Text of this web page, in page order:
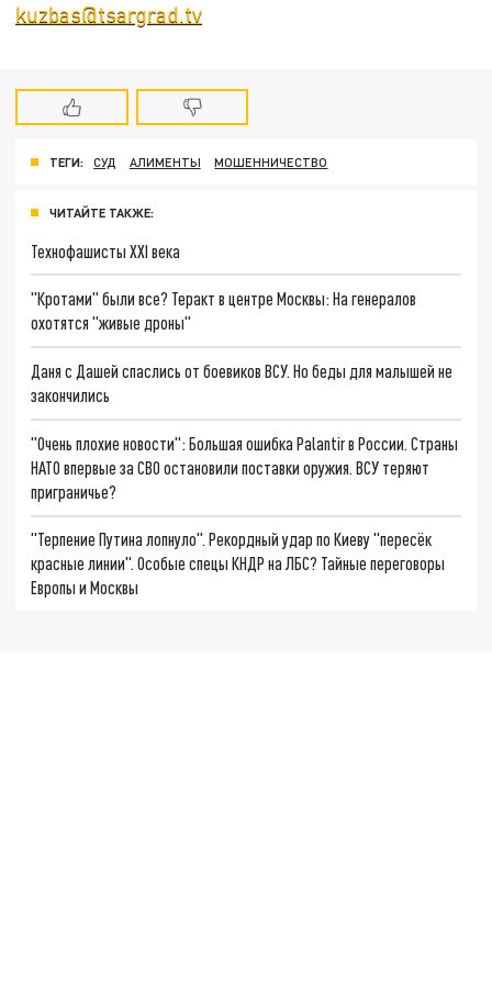
kuzbas@tsargrad.tv
ТЕГИ: СУД АЛИМЕНТЫ МОШЕННИЧЕСТВО
ЧИТАЙТЕ ТАКЖЕ:
Технофашисты XXI века
"Кротами" были все? Теракт в центре Москвы: На генералов
охотятся "живые дроны"
Даня с Дашей спаслись от боевиков ВСУ. Но беды для малышей не
закончились
"Очень плохие новости": Большая ошибка Palantir в России. Страны
НАТО впервые за СВО остановили поставки оружия. ВСУ теряют
приграничье?
"Терпение Путина лопнуло". Рекордный удар по Киеву "пересёк
красные линии". Особые спецы КНДР на ЛБС? Тайные переговоры
Европы и Москвы